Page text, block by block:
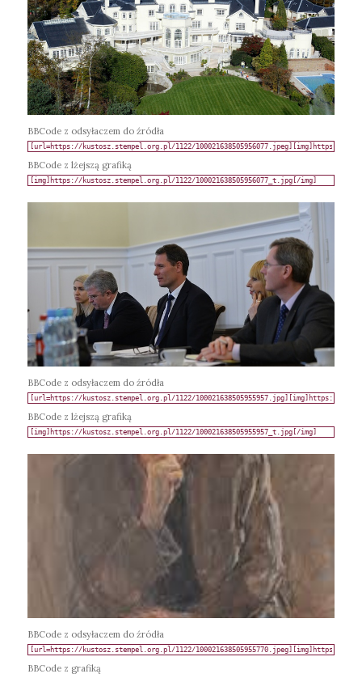
BBCode z odsyłaczem do źródła
BBCode z lżejszą grafiką
BBCode z odsyłaczem do źródła
BBCode z lżejszą grafiką
BBCode z odsyłaczem do źródła
BBCode z grafiką